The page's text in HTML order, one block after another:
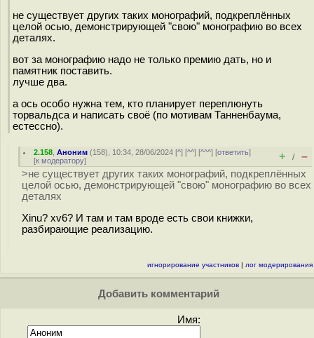
не существует других таких монографий, подкреплённых
целой осью, демонстрирующей "свою" монографию во всех
деталях.
вот за монографию надо не только премию дать, но и
памятник поставить.
лучше два.
а ось особо нужна тем, кто планирует переплюнуть
торвальдса и написать своё (по мотивам Танненбаума,
естессно).
2.158 ,Аноним (158), 10:34, 28/06/2024 [^] [^^] [^^^] [ответить]
[к модератору] + / –
>не существует других таких монографий, подкреплённых
целой осью, демонстрирующей "свою" монографию во всех
деталях
Xinu? xv6? И там и там вроде есть свои книжки,
разбирающие реализацию.
игнорирование участников | лог модерирования
Добавить комментарий
Имя: